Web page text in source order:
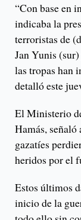
“Con base en
indicaba la
terroristas de
Jan Yunis
las tropas han
detalló este
El Ministerio
Hamás, señaló
gazatíes
heridos por el
Estos últimos
inicio de la